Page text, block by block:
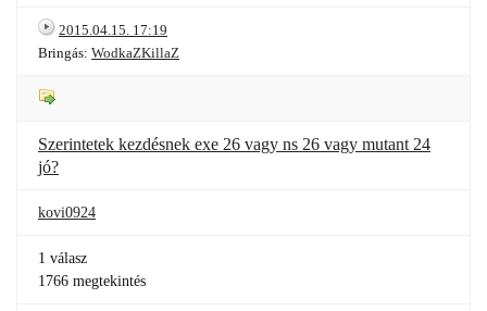
2015.04.15. 17:19
Bringás: WodkaZKillaZ
Szerintetek kezdésnek exe 26 vagy ns 26 vagy mutant 24
jó?
kovi0924
1 válasz
1766 megtekintés